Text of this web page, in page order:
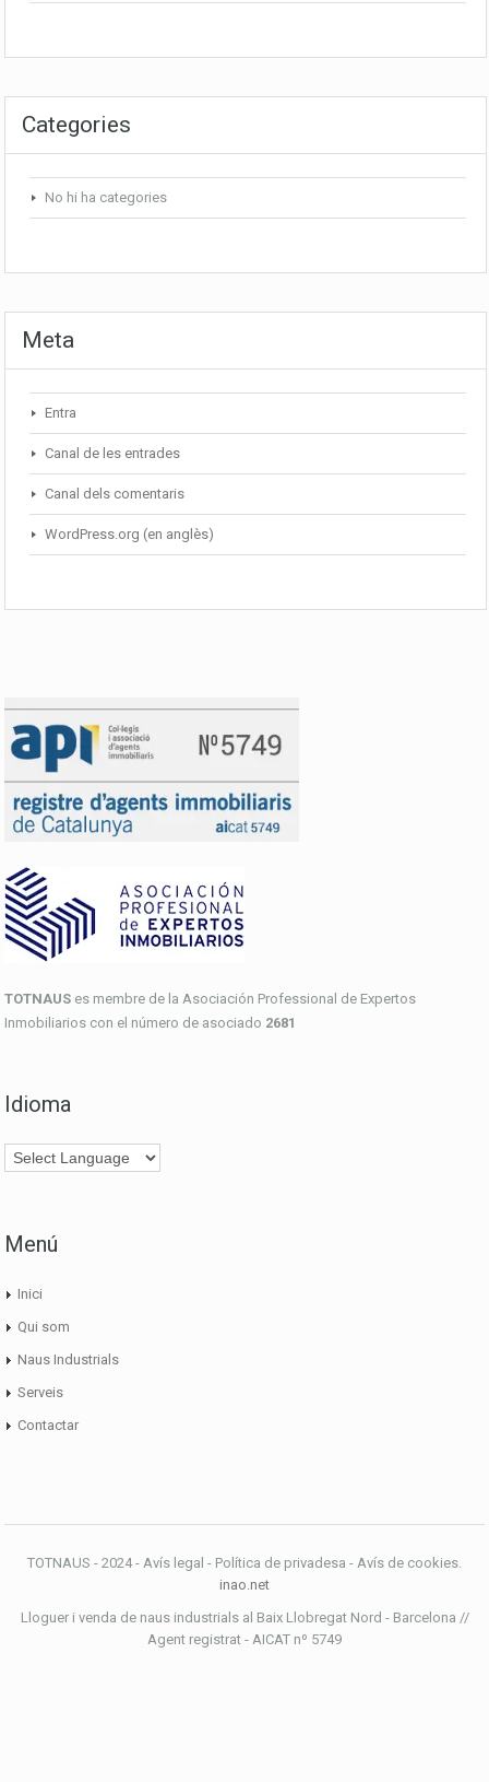
Categories
No hi ha categories
Meta
Entra
Canal de les entrades
Canal dels comentaris
WordPress.org (en anglès)
TOTNAUS es membre de la Asociación Professional de Expertos
Inmobiliarios con el número de asociado 2681
Idioma
Menú
Inici
Qui som
Naus Industrials
Serveis
Contactar
TOTNAUS - 2024 - Avís legal - Política de privadesa - Avís de cookies.
inao.net
Lloguer i venda de naus industrials al Baix Llobregat Nord - Barcelona //
Agent registrat - AICAT nº 5749